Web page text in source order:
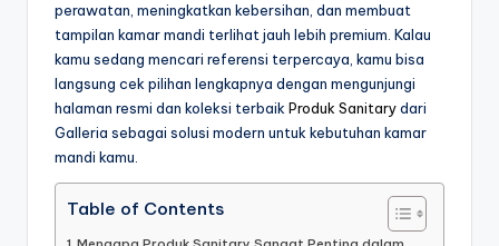
perawatan, meningkatkan kebersihan, dan membuat
tampilan kamar mandi terlihat jauh lebih premium. Kalau
kamu sedang mencari referensi terpercaya, kamu bisa
langsung cek pilihan lengkapnya dengan mengunjungi
halaman resmi dan koleksi terbaik Produk Sanitarydari
Galleria sebagai solusi modern untuk kebutuhan kamar
mandi kamu.
Table of Contents